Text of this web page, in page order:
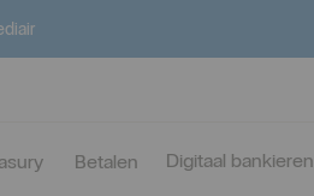
Betalen Digitaal bankieren